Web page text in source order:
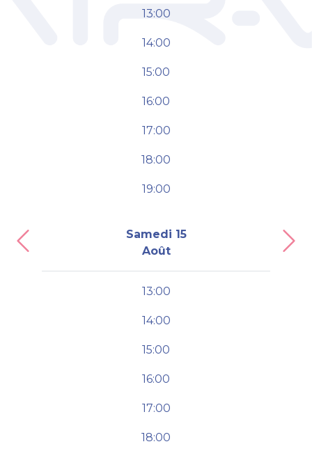
13:00
14:00
15:00
16:00
17:00
18:00
19:00
Samedi 15
Août
13:00
14:00
15:00
16:00
17:00
18:00
Previous